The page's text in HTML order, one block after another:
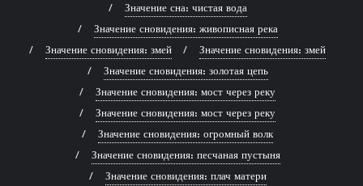
Значение сна: чистая вода
Значение сновидения: живописная река
Значение сновидения: змей
Значение сновидения: змей
Значение сновидения: золотая цепь
Значение сновидения: мост через реку
Значение сновидения: мост через реку
Значение сновидения: огромный волк
Значение сновидения: песчаная пустыня
Значение сновидения: плач матери